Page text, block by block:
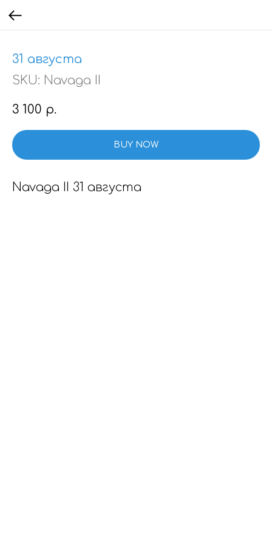
31 августа
SKU: Navaga II
3 100 р.
BUY NOW
Navaga II 31 августа